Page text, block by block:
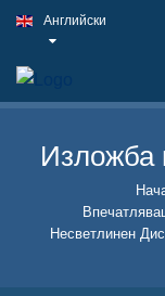
Възможности
Външен табела
Вътрешни
Английски
Изложба
Несветлинен